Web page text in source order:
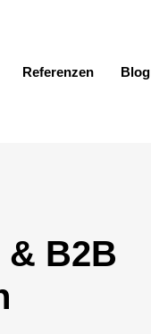
Referenzen Blog
B2B